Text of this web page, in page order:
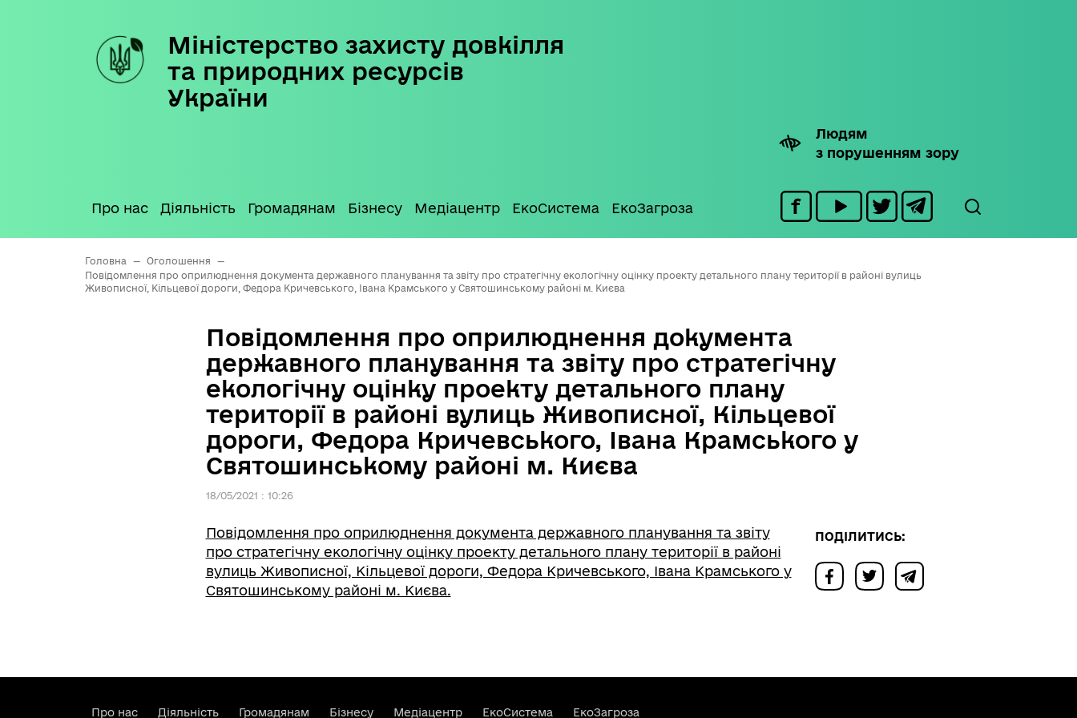
Міністерство захисту довкілля
та природних ресурсів
України
Людям
з порушенням зору
Про нас Діяльність Громадянам Бізнесу Медіацентр ЕкоСистема ЕкоЗагроза
Головна — Оголошення
—
Повідомлення про оприлюднення документа державного планування та звіту про стратегічну екологічну оцінку проекту детального плану території в районі вулиць
Живописної, Кільцевої дороги, Федора Кричевського, Івана Крамського у Святошинському районі м. Києва
Повідомлення про оприлюднення документа
державного планування та звіту про стратегічну
екологічну оцінку проекту детального плану
території в районі вулиць Живописної, Кільцевої
дороги, Федора Кричевського, Івана Крамського у
Святошинському районі м. Києва
18/05/2021 : 10:26
Повідомлення про оприлюднення документа державного планування та звіту
про стратегічну екологічну оцінку проекту детального плану території в районі
вулиць Живописної, Кільцевої дороги, Федора Кричевського, Івана Крамського у
Святошинському районі м. Києва.
ПОДІЛИТИСЬ:
Про нас Діяльність Громадянам Бізнесу Медіацентр ЕкоСистема ЕкоЗагроза